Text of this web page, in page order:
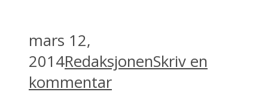
mars 12,
2014RedaksjonenSkriv en
kommentar